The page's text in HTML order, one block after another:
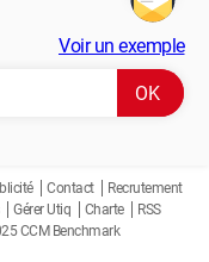
Voir un exemple
Contact
Recrutement
Gérer Utiq Charte
RSS
CCM Benchmark